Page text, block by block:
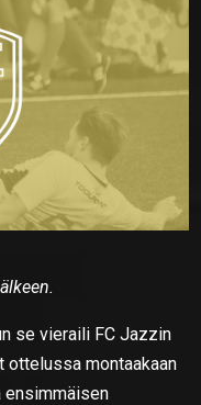
se vieraili FC Jazzin
montaakaan
ensimmäisen